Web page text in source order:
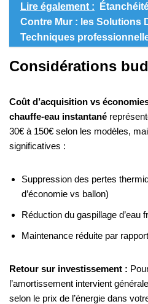
Lire également :
Contre Mur : les Solutions
Techniques
Considérations
Coût d’acquisition vs
chauffe-eau instantané
30€ à 150€ selon les modèles,
significatives :
Suppression des pertes
d’économie vs ballon)
Réduction du gaspillage d’eau
Maintenance réduite par
Retour sur investissement :
l’amortissement intervient
selon le prix de l’énergie dans